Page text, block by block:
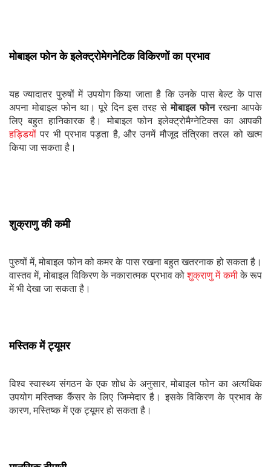
मोबाइल फोन के इलेक्ट्रोमेगनेटिक विकिरणों का प्रभाव
यह ज्यादातर पुरुषों में उपयोग किया जाता है कि उनके पास बेल्ट के पास
अपना मोबाइल फोन था। पूरे दिन इस तरह सेमोबाइल फोनरखना आपके
लिए बहुत हानिकारक है। मोबाइल फोन इलेक्ट्रोमैग्नेटिक्स का आपकी
हड्डियों पर भी प्रभाव पड़ता है, और उनमें मौजूद तंत्रिका तरल को खत्म
किया जा सकता है।
शुक्राणु की कमी
पुरुषों में, मोबाइल फोन को कमर के पास रखना बहुत खतरनाक हो सकता है।
वास्तव में, मोबाइल विकिरण के नकारात्मक प्रभाव कोशुक्राणु में कमीके रूप
में भी देखा जा सकता है।
मस्तिक में ट्यूमर
विश्व स्वास्थ्य संगठन के एक शोध के अनुसार, मोबाइल फोन का अत्यधिक
उपयोग मस्तिष्क कैंसर के लिए जिम्मेदार है। इसके विकिरण के प्रभाव के
कारण, मस्तिष्क में एक ट्यूमर हो सकता है।